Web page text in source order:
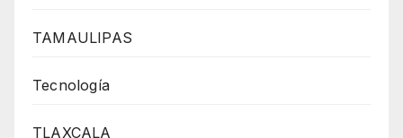
TAMAULIPAS
Tecnología
TLAXCALA